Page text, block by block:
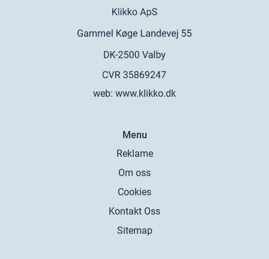
web: www.klikko.dk
Menu
Reklame
Om oss
Cookies
Kontakt Oss
Sitemap